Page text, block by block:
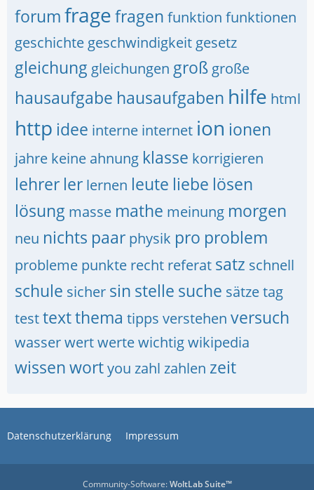
forumfragefragen funktion funktionen
geschichte geschwindigkeit gesetz
gleichung gleichungen groß große
hausaufgabe hausaufgaben hilfe html
http idee interne internet ion ionen
jahre keine ahnung klasse korrigieren
lehrer ler lernen leute liebe lösen
lösung masse mathe meinung morgen
neu nichts paar physik pro problem
probleme punkte recht referat satz schnell
schule sicher sin stelle suche sätzetag
testtextthema tipps verstehen versuch
wasserwertwertewichtigwikipedia
wissenwortyou zahl zahlen zeit
Datenschutzerklärung Impressum
Community-Software:WoltLab Suite™